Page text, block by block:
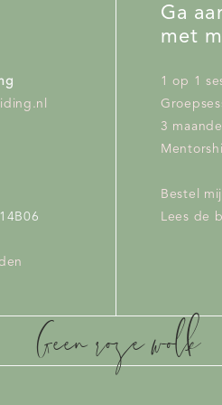
info@froufroubegeleiding.nl
jou is weggelegd!
Geen roze wolk
1 op 1
3
Bestel
Lees de
Ga
met